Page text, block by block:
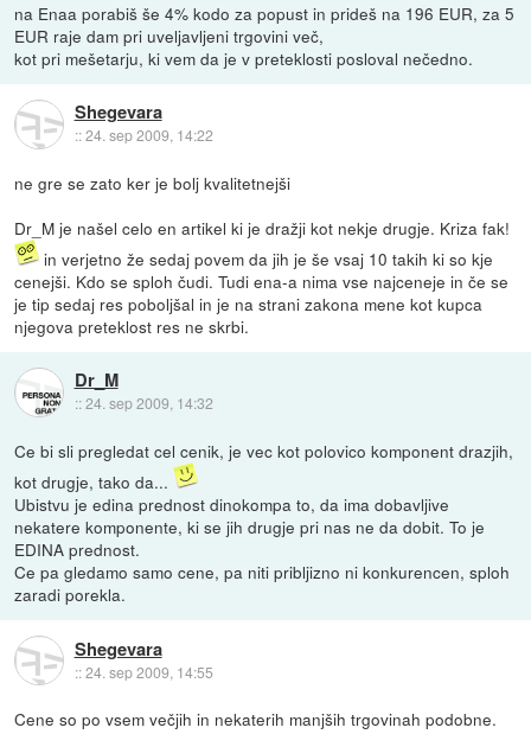
na Enaa porabiš še 4% kodo za popust in prideš na 196 EUR, za 5
EUR raje dam pri uveljavljeni trgovini več,
kot pri mešetarju, ki vem da je v preteklosti posloval nečedno.
Shegevara
::24. sep 2009, 14:22
ne gre se zato ker je bolj kvalitetnejši
Dr_M je našel celo en artikel ki je dražji kot nekje drugje. Kriza fak!
in verjetno že sedaj povem da jih je še vsaj 10 takih ki so kje
cenejši. Kdo se sploh čudi. Tudi ena-a nima vse najceneje in če se
je tip sedaj res poboljšal in je na strani zakona mene kot kupca
njegova preteklost res ne skrbi.
Dr_M
::24. sep 2009, 14:32
Ce bi sli pregledat cel cenik, je vec kot polovico komponent drazjih,
kot drugje, tako da...
Ubistvu je edina prednost dinokompa to, da ima dobavljive
nekatere komponente, ki se jih drugje pri nas ne da dobit. To je
EDINA prednost.
Ce pa gledamo samo cene, pa niti pribljizno ni konkurencen, sploh
zaradi porekla.
Shegevara
::24. sep 2009, 14:55
Cene so po vsem večjih in nekaterih manjših trgovinah podobne.